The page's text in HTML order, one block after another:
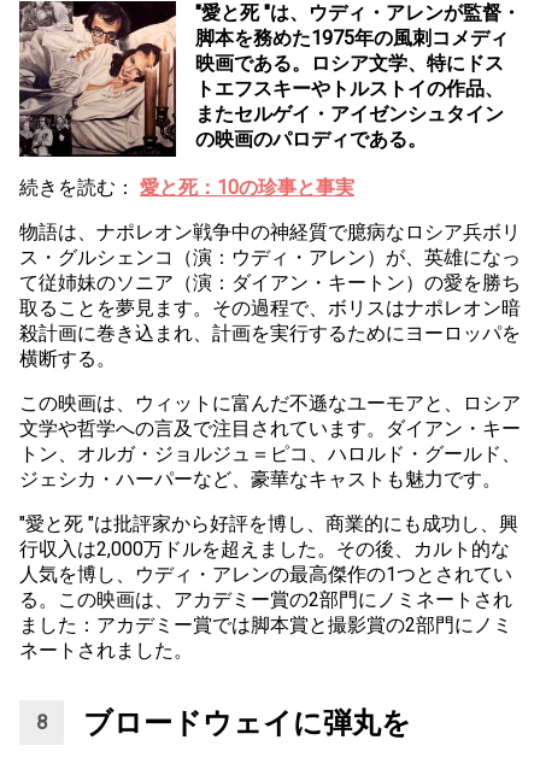
"愛と死 "は、ウディ・アレンが監督・
脚本を務めた1975年の風刺コメディ
映画である。ロシア文学、特にドス
トエフスキーやトルストイの作品、
またセルゲイ・アイゼンシュタイン
の映画のパロディである。
続きを読む： 愛と死：10の珍事と事実
物語は、ナポレオン戦争中の神経質で臆病なロシア兵ボリ
ス・グルシェンコ（演：ウディ・アレン）が、英雄になっ
て従姉妹のソニア（演：ダイアン・キートン）の愛を勝ち
取ることを夢見ます。その過程で、ボリスはナポレオン暗
殺計画に巻き込まれ、計画を実行するためにヨーロッパを
横断する。
この映画は、ウィットに富んだ不遜なユーモアと、ロシア
文学や哲学への言及で注目されています。ダイアン・キー
トン、オルガ・ジョルジュ＝ピコ、ハロルド・グールド、
ジェシカ・ハーパーなど、豪華なキャストも魅力です。
"愛と死 "は批評家から好評を博し、商業的にも成功し、興
行収入は2,000万ドルを超えました。その後、カルト的な
人気を博し、ウディ・アレンの最高傑作の1つとされてい
る。この映画は、アカデミー賞の2部門にノミネートされ
ました：アカデミー賞では脚本賞と撮影賞の2部門にノミ
ネートされました。
ブロードウェイに弾丸を